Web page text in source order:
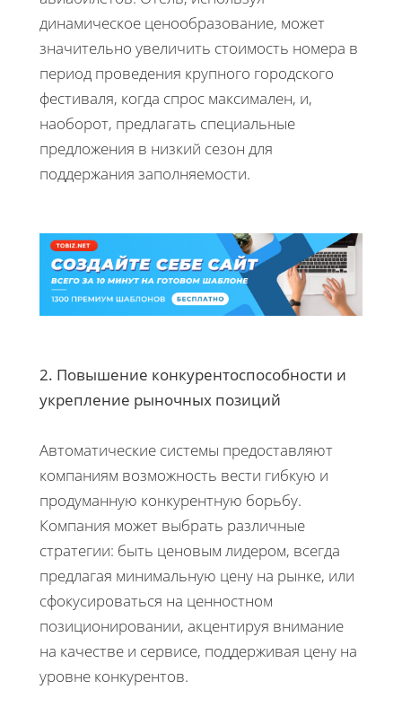
динамическое ценообразование, может
значительно увеличить стоимость номера в
период проведения крупного городского
фестиваля, когда спрос максимален, и,
наоборот, предлагать специальные
предложения в низкий сезон для
поддержания заполняемости.
2. Повышение конкурентоспособности и
укрепление рыночных позиций
Автоматические системы предоставляют
компаниям возможность вести гибкую и
продуманную конкурентную борьбу.
Компания может выбрать различные
стратегии: быть ценовым лидером, всегда
предлагая минимальную цену на рынке, или
сфокусироваться на ценностном
позиционировании, акцентируя внимание
на качестве и сервисе, поддерживая цену на
уровне конкурентов.